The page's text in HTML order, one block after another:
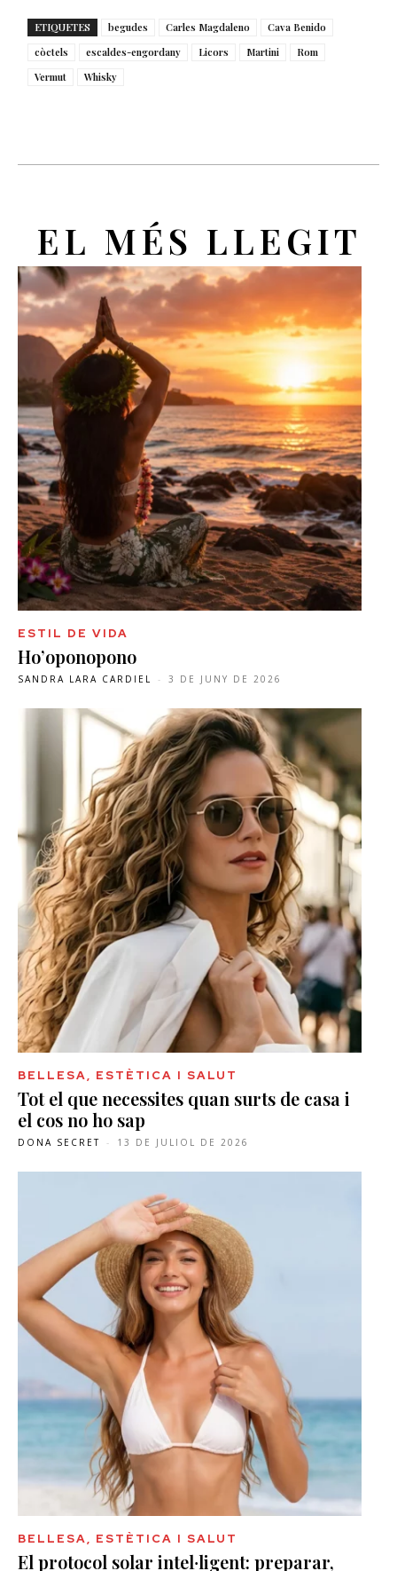
ETIQUETES begudes Carles Magdaleno
Cava Benido
còctels
escaldes-engordany Licors Martini
Rom
Vermut
Whisky
EL MÉS LLEGIT
ESTIL DE VIDA
Ho’oponopono
SANDRA LARA CARDIEL - 3 DE JUNY DE 2026
BELLESA, ESTÈTICA I SALUT
Tot el que necessites quan surts de casa i
el cos no ho sap
DONA SECRET - 13 DE JULIOL DE 2026
BELLESA, ESTÈTICA I SALUT
El protocol solar intel·ligent: preparar,